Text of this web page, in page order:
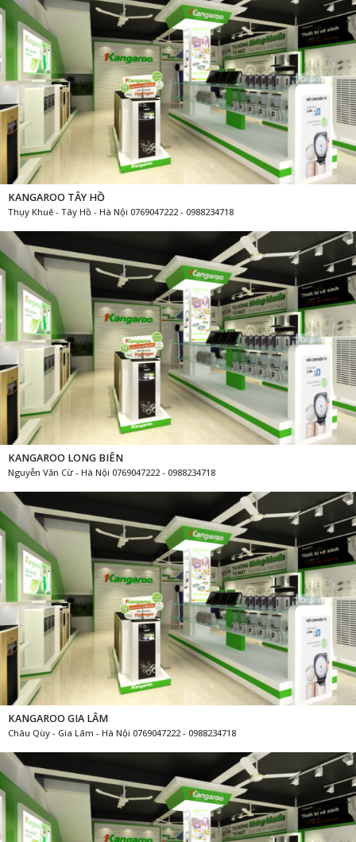
KANGAROO TÂY HỒ
Thụy Khuê - Tây Hồ - Hà Nội 0769047222 - 0988234718
KANGAROO LONG BIÊN
Nguyễn Văn Cừ - Hà Nội 0769047222 - 0988234718
KANGAROO GIA LÂM
Châu Qùy - Gia Lâm - Hà Nội 0769047222 - 0988234718